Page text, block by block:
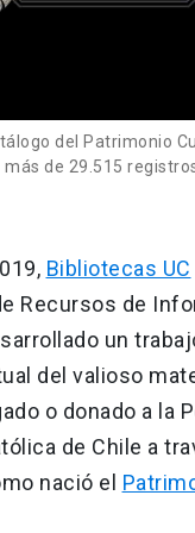
del Patrimonio
de 29.515
Bibliotecas UC
Recursos de
un
del valioso
o donado a la
de Chile a
nació el